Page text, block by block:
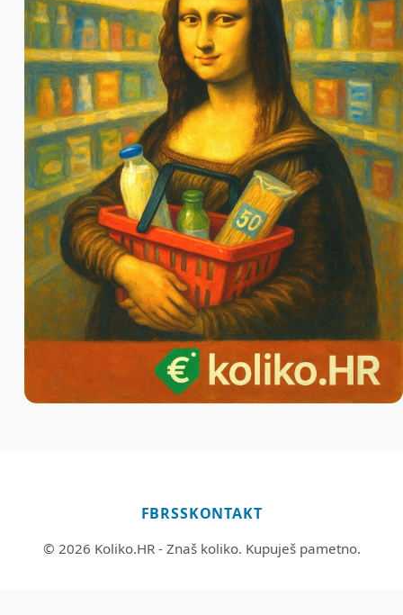
FBRSSKONTAKT
© 2026 Koliko.HR - Znaš koliko. Kupuješ pametno.